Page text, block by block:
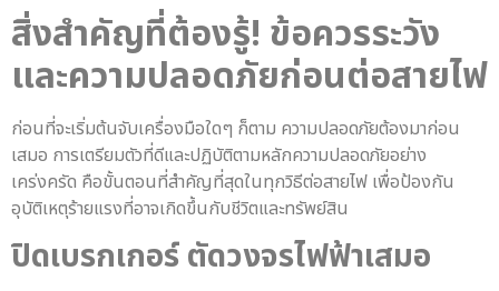
สิ่งสำคัญที่ต้องรู้! ข้อควรระวัง
และความปลอดภัยก่อนต่อสายไฟ
ก่อนที่จะเริ่มต้นจับเครื่องมือใดๆ ก็ตาม ความปลอดภัยต้องมาก่อน
เสมอ การเตรียมตัวที่ดีและปฏิบัติตามหลักความปลอดภัยอย่าง
เคร่งครัด คือขั้นตอนที่สำคัญที่สุดในทุกวิธีต่อสายไฟ เพื่อป้องกัน
อุบัติเหตุร้ายแรงที่อาจเกิดขึ้นกับชีวิตและทรัพย์สิน
ปิดเบรกเกอร์ ตัดวงจรไฟฟ้าเสมอ